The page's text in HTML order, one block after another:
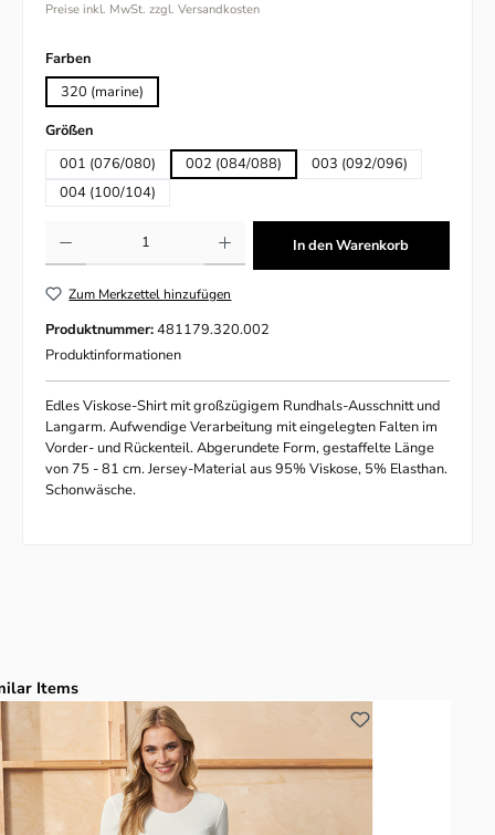
Preise inkl. MwSt. zzgl. Versandkosten
Farbenauswählen
320 (marine)
Größenauswählen
001 (076/080)
002 (084/088)
003 (092/096)
004 (100/104)
In den Warenkorb
Zum Merkzettel hinzufügen
Produktnummer:481179.320.002
Produktinformationen
Edles Viskose-Shirt mit großzügigem Rundhals-Ausschnitt und
Langarm. Aufwendige Verarbeitung mit eingelegten Falten im
Vorder- und Rückenteil. Abgerundete Form, gestaffelte Länge
von 75 - 81 cm. Jersey-Material aus 95% Viskose, 5% Elasthan.
Schonwäsche.
überspringen
Items